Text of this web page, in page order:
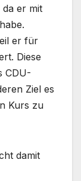
er mit
er für
Diese
CDU-
Ziel es
Kurs zu
damit